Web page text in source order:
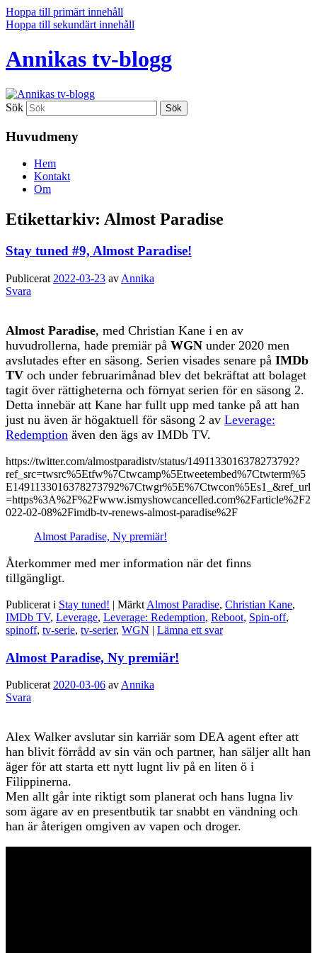
Hoppa till primärt innehåll
Hoppa till sekundärt innehåll
Annikas tv-blogg
Sök
Huvudmeny
Hem
Kontakt
Om
Etikettarkiv: Almost Paradise
Stay tuned #9, Almost Paradise!
Publicerat 2022-03-23 av Annika
Svara
Almost Paradise, med Christian Kane i en av
huvudrollerna, hade premiär på WGN under 2020 men
avslutades efter en säsong. Serien visades senare på IMDb
TV och under februarimånad blev det bekräftat att bolaget
tagit över rättigheterna och förnyat serien för en säsong 2.
Detta innebär att Kane har fullt upp med tanke på att han
just nu även är högaktuell för säsong 2 av Leverage:
Redemption även den ägs av IMDb TV.
https://twitter.com/almostparadistv/status/1491133016378273792?
ref_src=twsrc%5Etfw%7Ctwcamp%5Etweetembed%7Ctwterm%5
E1491133016378273792%7Ctwgr%5E%7Ctwcon%5Es1_&ref_url
=https%3A%2F%2Fwww.ismyshowcancelled.com%2Farticle%2F2
022-02-08%2Fimdb-tv-renews-almost-paradise%2F
Almost Paradise, Ny premiär!
Återkommer med mer information när det finns
tillgängligt.
Publicerat i Stay tuned! | Märkt Almost Paradise, Christian Kane,
IMDb TV, Leverage, Leverage: Redemption, Reboot, Spin-off,
spinoff, tv-serie, tv-serier, WGN | Lämna ett svar
Almost Paradise, Ny premiär!
Publicerat 2020-03-06 av Annika
Svara
Alex Walker avslutar sin karriär som DEA agent efter att
han blivit förrådd av sin vän och partner, han säljer allt han
äger för att starta ett nytt lugnt liv på en liten ö i
Filippinerna.
Men allt går inte riktigt som planerat och hans lugna liv
som ägare av en presentbutik tar snabbt en vändning och
han är återigen omgiven av vapen och droger.